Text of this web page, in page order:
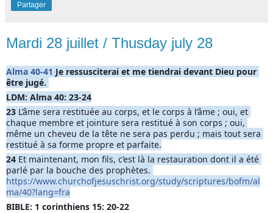
Partager
Mardi 28 juillet / Thusday july 28
Alma 40-41 Je ressusciterai et me tiendrai devant Dieu pour
être jugé.
LDM: Alma 40: 23-24
23 L’âme sera restituée au corps, et le corps à l’âme ; oui, et
chaque membre et jointure sera restitué à son corps ; oui,
même un cheveu de la tête ne sera pas perdu ; mais tout sera
restitué à sa forme propre et parfaite.
24 Et maintenant, mon fils, c’est là la restauration dont il a été
https://www.churchofjesuschrist.org/study/scriptures/bofm/al
ma/40?lang=fra
BIBLE: 1 corinthiens 15: 20-22